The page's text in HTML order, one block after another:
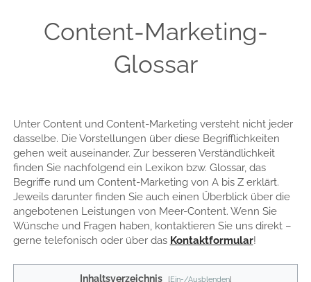
Content-Marketing-
Glossar
Unter Content und Content-Marketing versteht nicht jeder
dasselbe. Die Vorstellungen über diese Begrifflichkeiten
gehen weit auseinander. Zur besseren Verständlichkeit
finden Sie nachfolgend ein Lexikon bzw. Glossar, das
Begriffe rund um Content-Marketing von A bis Z erklärt.
Jeweils darunter finden Sie auch einen Überblick über die
angebotenen Leistungen von Meer-Content. Wenn Sie
Wünsche und Fragen haben, kontaktieren Sie uns direkt –
gerne telefonisch oder über das Kontaktformular!
Inhaltsverzeichnis [Ein-/Ausblenden]